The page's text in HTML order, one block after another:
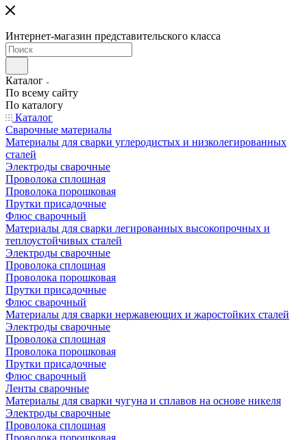
Интернет-магазин представительского класса
Каталог
По всему сайту
По каталогу
Каталог
Сварочные материалы
Материалы для сварки углеродистых и низколегированных
сталей
Электроды сварочные
Проволока сплошная
Проволока порошковая
Прутки присадочные
Флюс сварочный
Материалы для сварки легированных высокопрочных и
теплоустойчивых сталей
Электроды сварочные
Проволока сплошная
Проволока порошковая
Прутки присадочные
Флюс сварочный
Материалы для сварки нержавеющих и жаростойких сталей
Электроды сварочные
Проволока сплошная
Проволока порошковая
Прутки присадочные
Флюс сварочный
Ленты сварочные
Материалы для сварки чугуна и сплавов на основе никеля
Электроды сварочные
Проволока сплошная
Проволока порошковая